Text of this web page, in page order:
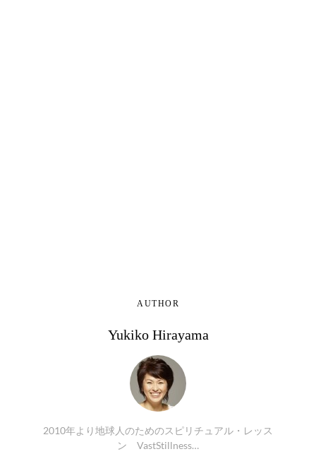
AUTHOR
Yukiko Hirayama
2010年より地球人のためのスピリチュアル・レッス
ン VastStillness…